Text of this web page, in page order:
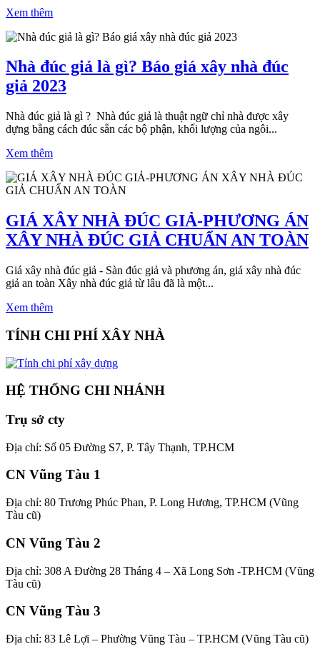
Xem thêm
Nhà đúc giả là gì? Báo giá xây nhà đúc
giả 2023
Nhà đúc giả là gì ? Nhà đúc giả là thuật ngữ chỉ nhà được xây
dựng bằng cách đúc sẵn các bộ phận, khối lượng của ngôi...
Xem thêm
GIÁ XÂY NHÀ ĐÚC GIẢ-PHƯƠNG ÁN
XÂY NHÀ ĐÚC GIẢ CHUẨN AN TOÀN
Giá xây nhà đúc giả - Sàn đúc giả và phương án, giá xây nhà đúc
giả an toàn Xây nhà đúc giả từ lâu đã là một...
Xem thêm
TÍNH CHI PHÍ XÂY NHÀ
HỆ THỐNG CHI NHÁNH
Trụ sở cty
Địa chỉ: Số 05 Đường S7, P. Tây Thạnh, TP.HCM
CN Vũng Tàu 1
Địa chỉ: 80 Trương Phúc Phan, P. Long Hương, TP.HCM (Vũng
Tàu cũ)
CN Vũng Tàu 2
Địa chỉ: 308 A Đường 28 Tháng 4 – Xã Long Sơn -TP.HCM (Vũng
Tàu cũ)
CN Vũng Tàu 3
Địa chỉ: 83 Lê Lợi – Phường Vũng Tàu – TP.HCM (Vũng Tàu cũ)